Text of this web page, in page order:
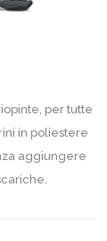
per tutte
in poliestere
aggiungere